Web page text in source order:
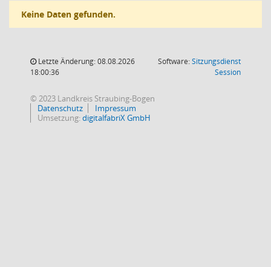
Keine Daten gefunden.
Letzte Änderung: 08.08.2026
18:00:36
Software:Sitzungsdienst
Session(Wird in
© 2023 Landkreis Straubing-Bogen
Datenschutz
Impressum
Umsetzung:digitalfabriX GmbH